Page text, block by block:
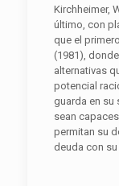
Kirchheimer,
último, con
que el
(1981),
alternativas
potencial
guarda en su
sean
permitan su
deuda con su